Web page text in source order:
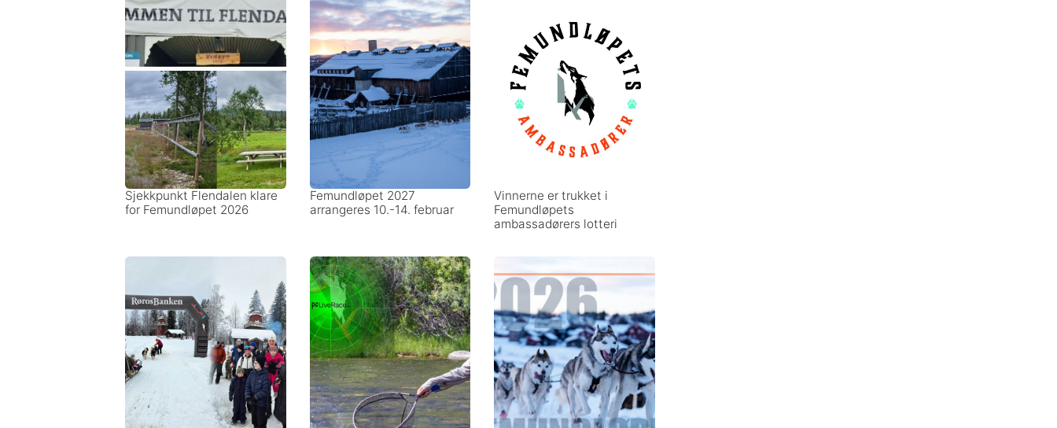
Sjekkpunkt Flendalen klare
for Femundløpet 2026
Femundløpet 2027
arrangeres 10.-14. februar
Vinnerne er trukket i
Femundløpets
ambassadørers lotteri